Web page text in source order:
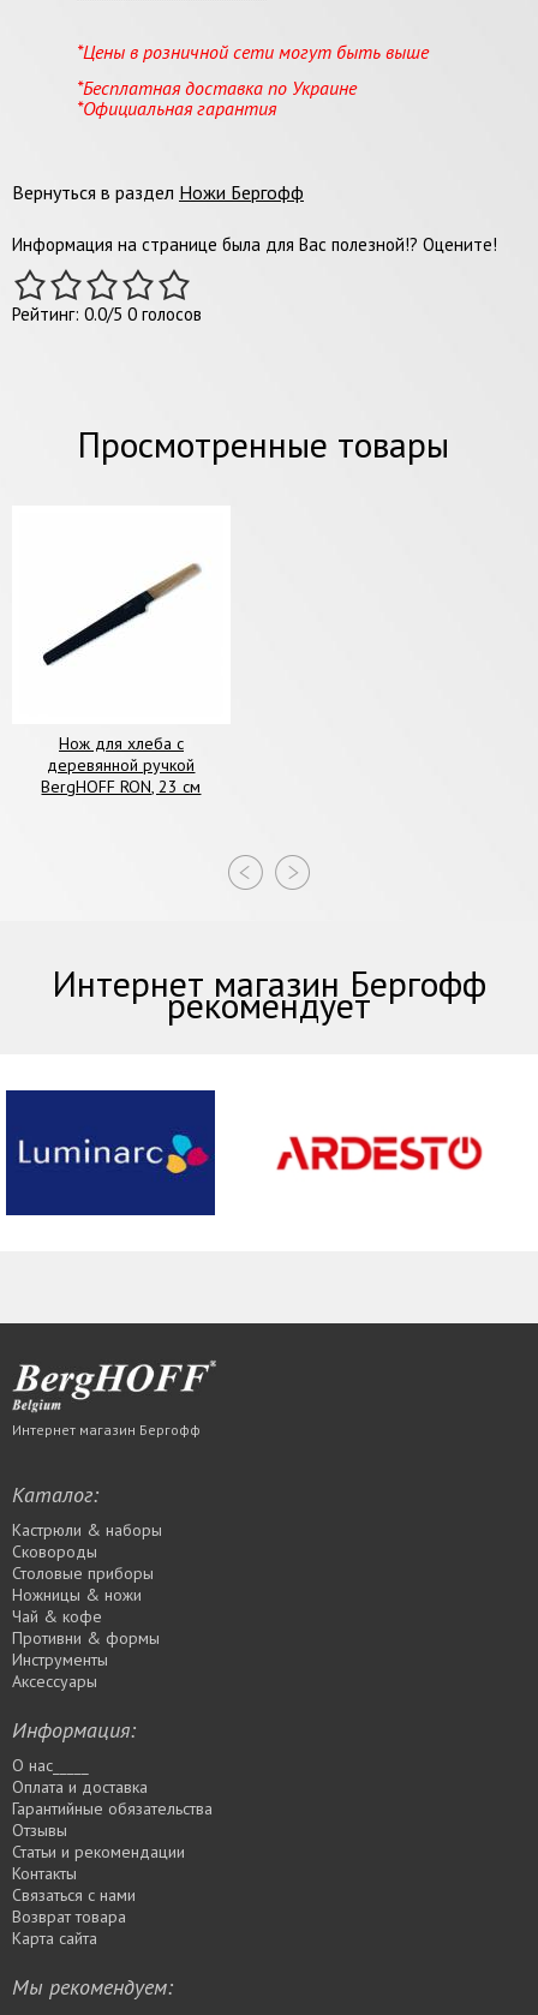
*Цены в розничной сети могут быть выше
*Бесплатная доставка по Украине
*Официальная гарантия
Вернуться в раздел Ножи Бергофф
Информация на странице была для Вас полезной!? Оцените!
Рейтинг: 0.0/5 0 голосов
Просмотренные товары
Нож для хлеба с
деревянной ручкой
BergHOFF RON, 23 см
Интернет магазин Бергофф
рекомендует
Интернет магазин Бергофф
Каталог:
Кастрюли & наборы
Сковороды
Столовые приборы
Ножницы & ножи
Чай & кофе
Противни & формы
Инструменты
Аксессуары
Информация:
О нас_____
Оплата и доставка
Гарантийные обязательства
Отзывы
Статьи и рекомендации
Контакты
Связаться с нами
Возврат товара
Карта сайта
Мы рекомендуем: